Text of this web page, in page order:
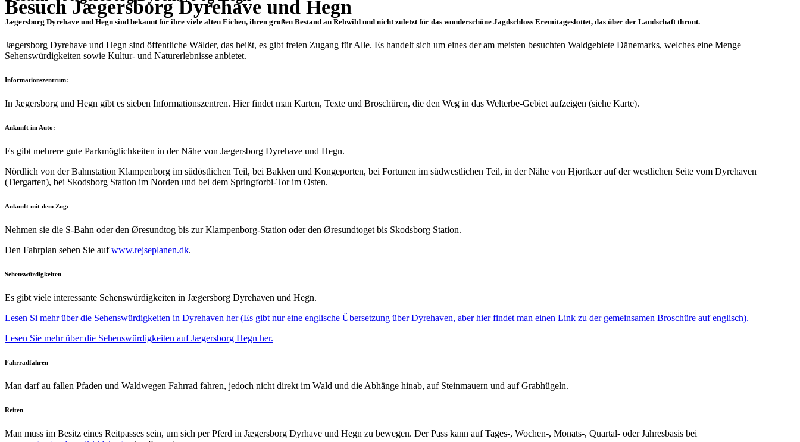
BesuchJægersborg Dyrehave und Hegn
Jægersborg Dyrehave und Hegn sind bekannt für ihre viele alten Eichen, ihren großen Bestand an Rehwild und nicht zuletzt für das wunderschöne Jagdschloss Eremitageslottet, das über der Landschaft thront.
Jægersborg Dyrehave und Hegn sind öffentliche Wälder, das heißt, es gibt freien Zugang für Alle. Es handelt sich um eines der am meisten besuchten Waldgebiete Dänemarks, welches eine Menge
Sehenswürdigkeiten sowie Kultur- und Naturerlebnisse anbietet.
Informationszentrum:
In Jægersborg und Hegn gibt es sieben Informationszentren. Hier findet man Karten, Texte und Broschüren, die den Weg in das Welterbe-Gebiet aufzeigen (siehe Karte).
Ankunft im Auto:
Es gibt mehrere gute Parkmöglichkeiten in der Nähe von Jægersborg Dyrehave und Hegn.
Nördlich von der Bahnstation Klampenborg im südöstlichen Teil, bei Bakken und Kongeporten, bei Fortunen im südwestlichen Teil, in der Nähe von Hjortkær auf der westlichen Seite vom Dyrehaven
(Tiergarten), bei Skodsborg Station im Norden und bei dem Springforbi-Tor im Osten.
Ankunft mit dem Zug:
Nehmen sie die S-Bahn oder den Øresundtog bis zur Klampenborg-Station oder den Øresundtoget bis Skodsborg Station.
Den Fahrplan sehen Sie aufwww.rejseplanen.dk.
Sehenswürdigkeiten
Es gibt viele interessante Sehenswürdigkeiten in Jægersborg Dyrehaven und Hegn.
Lesen Si mehr über die Sehenswürdigkeiten in Dyrehaven her (Es gibt nur eine englische Übersetzung über Dyrehaven, aber hier findet man einen Link zu der gemeinsamen Broschüre auf englisch).
Lesen Sie mehr über die Sehenswürdigkeiten auf Jægersborg Hegn her.
Fahrradfahren
Man darf au fallen Pfaden und Waldwegen Fahrrad fahren, jedoch nicht direkt im Wald und die Abhänge hinab, auf Steinmauern und auf Grabhügeln.
Reiten
Man muss im Besitz eines Reitpasses sein, um sich per Pferd in Jægersborg Dyrhave und Hegn zu bewegen. Der Pass kann auf Tages-, Wochen-, Monats-, Quartal- oder Jahresbasis bei